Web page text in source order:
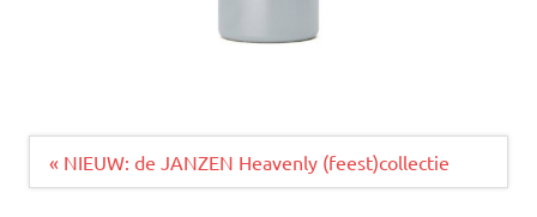
Bericht
« NIEUW: de JANZEN Heavenly (feest)collectie